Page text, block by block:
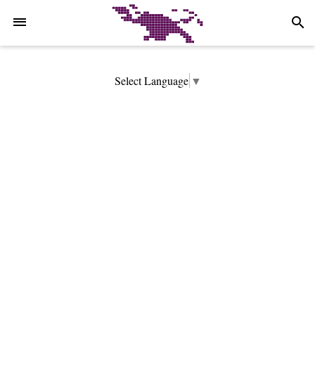
search
Select Language ▼